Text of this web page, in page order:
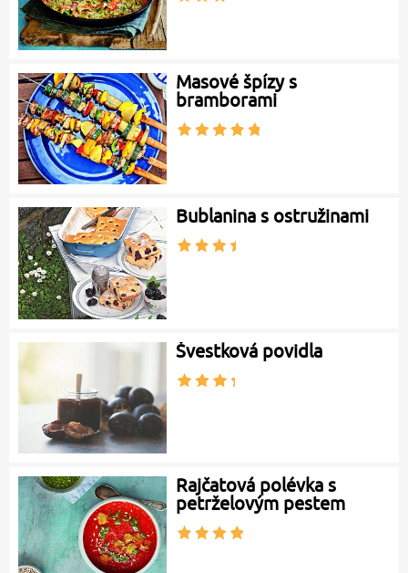
Masové špízy s
bramborami
Bublanina s ostružinami
Švestková povidla
Rajčatová polévka s
petrželovým pestem